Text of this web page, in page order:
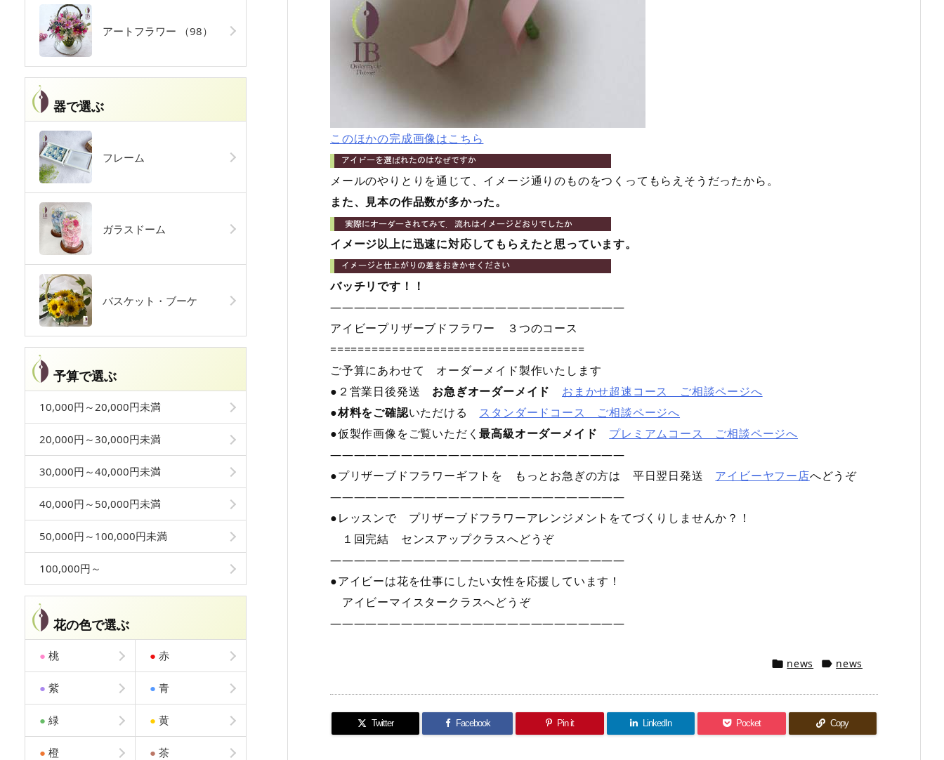
このほかの完成画像はこちら
メールのやりとりを通じて、イメージ通りのものをつくってもらえそうだったから。
また、見本の作品数が多かった。
イメージ以上に迅速に対応してもらえたと思っています。
バッチリです！！
—————————————————————————
アイビープリザーブドフラワー ３つのコース
=====================================
ご予算にあわせて オーダーメイド製作いたします
●２営業日後発送 お急ぎオーダーメイド
おまかせ超速コース ご相談ページへ
●材料をご確認いただける スタンダードコース ご相談ページへ
●仮製作画像をご覧いただく最高級オーダーメイド
プレミアムコース ご相談ページへ
—————————————————————————
●プリザーブドフラワーギフトを もっとお急ぎの方は 平日翌日発送 アイビーヤフー店へどうぞ
—————————————————————————
●レッスンで プリザーブドフラワーアレンジメントをてづくりしませんか？！
１回完結 センスアップクラスへどうぞ
—————————————————————————
●アイビーは花を仕事にしたい女性を応援しています！
アイビーマイスタークラスへどうぞ
—————————————————————————
 news  news
Twitter Facebook Pin it LinkedIn Pocket Copy
アートフラワー （98）
器で選ぶ
フレーム
ガラスドーム
バスケット・ブーケ
予算で選ぶ
10,000円～20,000円未満
20,000円～30,000円未満
30,000円～40,000円未満
40,000円～50,000円未満
50,000円～100,000円未満
100,000円～
花の色で選ぶ
● 桃 ● 赤
● 紫 ● 青
● 緑 ● 黄
● 橙 ● 茶